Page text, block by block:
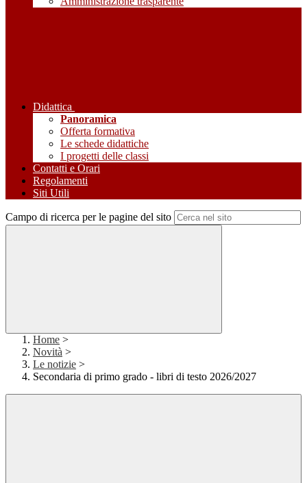
Didattica
Panoramica
Offerta formativa
Le schede didattiche
I progetti delle classi
Contatti e Orari
Regolamenti
Siti Utili
Campo di ricerca per le pagine del sito
Home >
Novità >
Le notizie >
Secondaria di primo grado - libri di testo 2026/2027